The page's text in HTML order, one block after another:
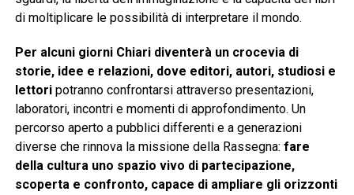
di moltiplicare le possibilità di interpretare il mondo.
Per alcuni giorni Chiari diventerà un crocevia di
storie, idee e relazioni, dove editori, autori, studiosi e
lettori potranno confrontarsi attraverso presentazioni,
laboratori, incontri e momenti di approfondimento. Un
percorso aperto a pubblici differenti e a generazioni
diverse che rinnova la missione della Rassegna: fare
della cultura uno spazio vivo di partecipazione,
scoperta e confronto, capace di ampliare gli orizzonti